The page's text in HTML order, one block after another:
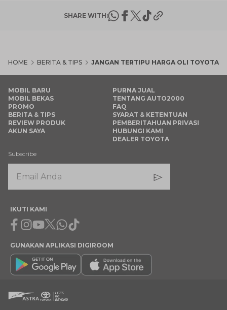
SHARE WITH:
HOME BERITA & TIPS JANGAN TERTIPU HARGA OLI TOYOTA
MOBIL BARU
MOBIL BEKAS
PROMO
BERITA & TIPS
REVIEW PRODUK
AKUN SAYA
PURNA JUAL
TENTANG AUTO2000
FAQ
SYARAT & KETENTUAN
PEMBERITAHUAN PRIVASI
HUBUNGI KAMI
DEALER TOYOTA
Subscribe
IKUTI KAMI
Facebook
Instagram
Youtube
X Whatsapp
Tiktok
GUNAKAN APLIKASI DIGIROOM